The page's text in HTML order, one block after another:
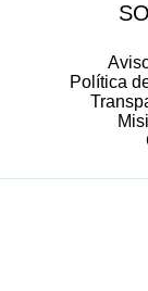
Política